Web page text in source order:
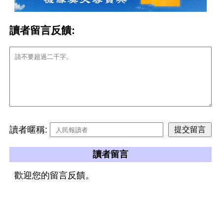
讀者留言反饋:
讀者暱稱:
讀者留言
歡迎您的留言反饋。